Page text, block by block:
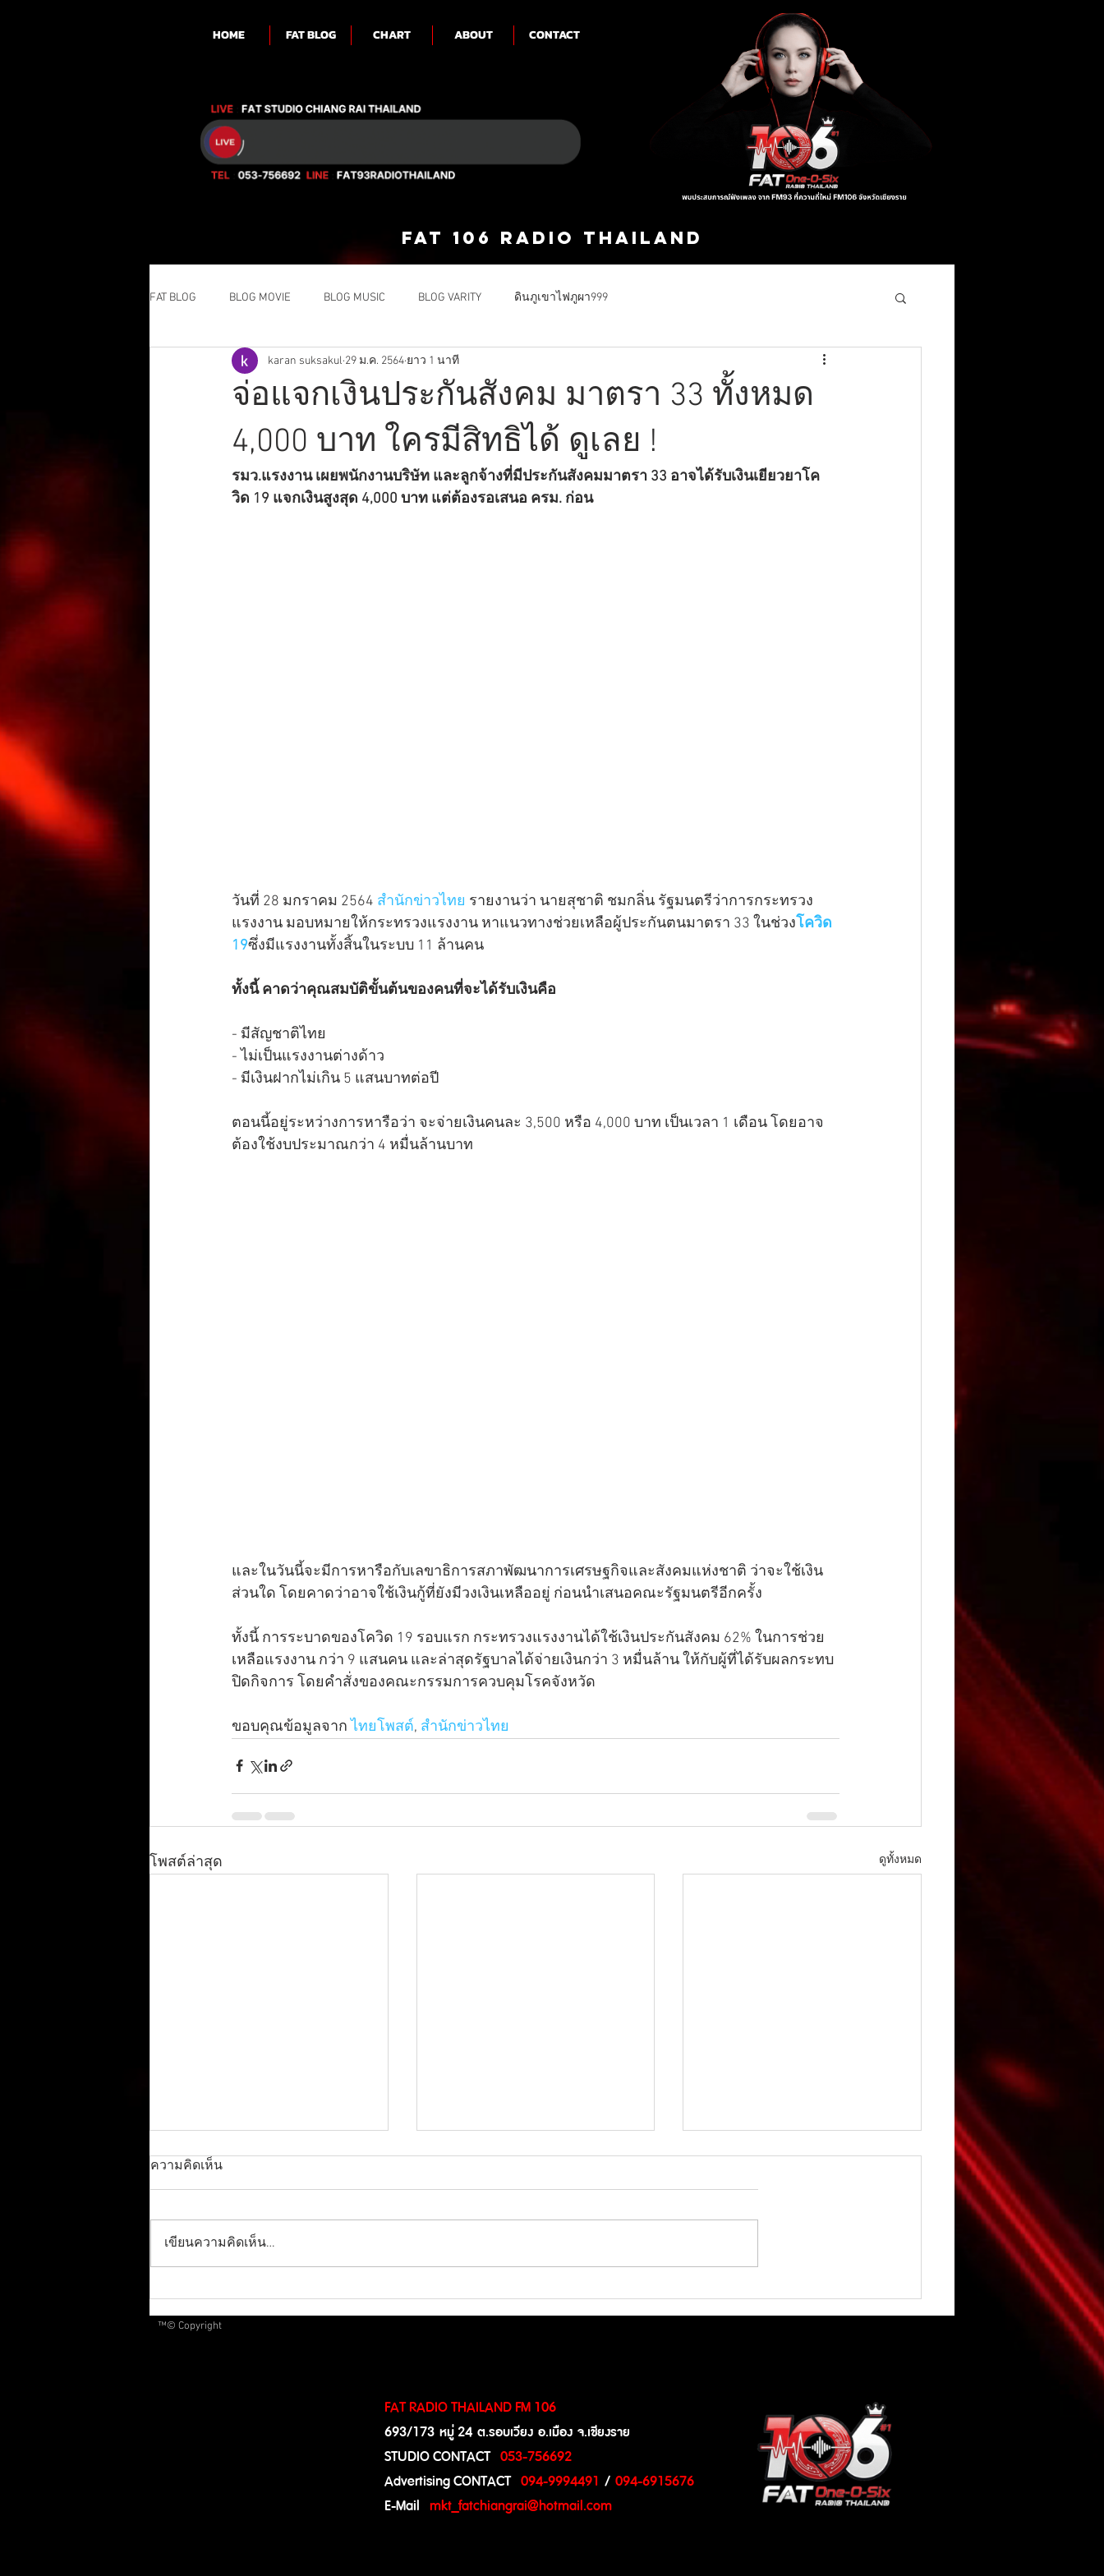
HOME FAT BLOG CHART ABOUT CONTACT
FAT 106 RADIO THAILAND
FAT BLOG BLOG MOVIE BLOG MUSIC BLOG VARITY ดินภูเขาไฟภูผา999
จ่อแจกเงินประกันสังคม มาตรา 33 ทั้งหมด
4,000 บาท ใครมีสิทธิได้ ดูเลย !
karan suksakul 29 ม.ค. 2564 ยาว 1 นาที
รมว.แรงงาน เผยพนักงานบริษัท และลูกจ้างที่มีประกันสังคมมาตรา 33 อาจได้รับเงินเยียวยาโค
วิด 19 แจกเงินสูงสุด 4,000 บาท แต่ต้องรอเสนอ ครม. ก่อน
วันที่ 28 มกราคม 2564 สำนักข่าวไทย รายงานว่า นายสุชาติ ชมกลิ่น รัฐมนตรีว่าการกระทรวง
แรงงาน มอบหมายให้กระทรวงแรงงาน หาแนวทางช่วยเหลือผู้ประกันตนมาตรา 33 ในช่วงโควิด
19ซึ่งมีแรงงานทั้งสิ้นในระบบ 11 ล้านคน
ทั้งนี้ คาดว่าคุณสมบัติขั้นต้นของคนที่จะได้รับเงินคือ
- มีสัญชาติไทย
- ไม่เป็นแรงงานต่างด้าว
- มีเงินฝากไม่เกิน 5 แสนบาทต่อปี
ตอนนี้อยู่ระหว่างการหารือว่า จะจ่ายเงินคนละ 3,500 หรือ 4,000 บาท เป็นเวลา 1 เดือน โดยอาจ
ต้องใช้งบประมาณกว่า 4 หมื่นล้านบาท
และในวันนี้จะมีการหารือกับเลขาธิการสภาพัฒนาการเศรษฐกิจและสังคมแห่งชาติ ว่าจะใช้เงิน
ส่วนใด โดยคาดว่าอาจใช้เงินกู้ที่ยังมีวงเงินเหลืออยู่ ก่อนนำเสนอคณะรัฐมนตรีอีกครั้ง
ทั้งนี้ การระบาดของโควิด 19 รอบแรก กระทรวงแรงงานได้ใช้เงินประกันสังคม 62% ในการช่วย
เหลือแรงงาน กว่า 9 แสนคน และล่าสุดรัฐบาลได้จ่ายเงินกว่า 3 หมื่นล้าน ให้กับผู้ที่ได้รับผลกระทบ
ปิดกิจการ โดยคำสั่งของคณะกรรมการควบคุมโรคจังหวัด
ขอบคุณข้อมูลจาก ไทยโพสต์, สำนักข่าวไทย
โพสต์ล่าสุด ดูทั้งหมด
สุดเศร้า! พบร่างแล้ว "ฮลุน
โซโล่" ยูทูบเบอร์ดัง ขาดการ
โปรแกรมฟุตบอลโลก 2026 คืน
นี้ รอบชิงอันดับ 3 ประจำวันที่
"พิ้งกี้" ยอมรับเลิก "ตุ้ย ธีรภัทร์"
ปิดฉากรักต่างวัย พูดถึงสาเหตุ
ความคิดเห็น
เขียนความคิดเห็น…
™© Copyright
FAT RADIO THAILAND FM 106
693/173 หมู่ 24 ต.รอบเวียง อ.เมือง จ.เชียงราย
STUDIO CONTACT: 053-756692
Advertising CONTACT 094-9994491 / 094-6915676
E-Mail mkt_fatchiangrai@hotmail.com